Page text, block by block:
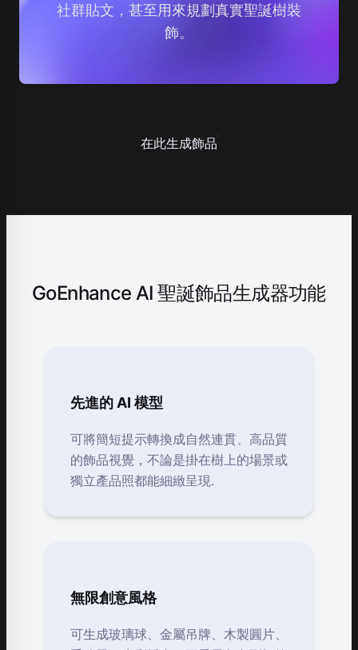
社群貼文，甚至用來規劃真實聖誕樹裝
飾。
在此生成飾品
GoEnhance AI 聖誕飾品生成器功能
先進的 AI 模型
可將簡短提示轉換成自然連貫、高品質
的飾品視覺，不論是掛在樹上的場景或
獨立產品照都能細緻呈現.
無限創意風格
可生成玻璃球、金屬吊牌、木製圓片、